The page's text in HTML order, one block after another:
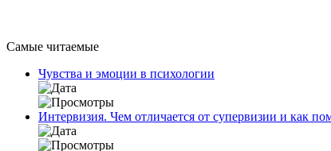
Самые читаемые
Чувства и эмоции в психологии
Интервизия. Чем отличается от супервизии и как